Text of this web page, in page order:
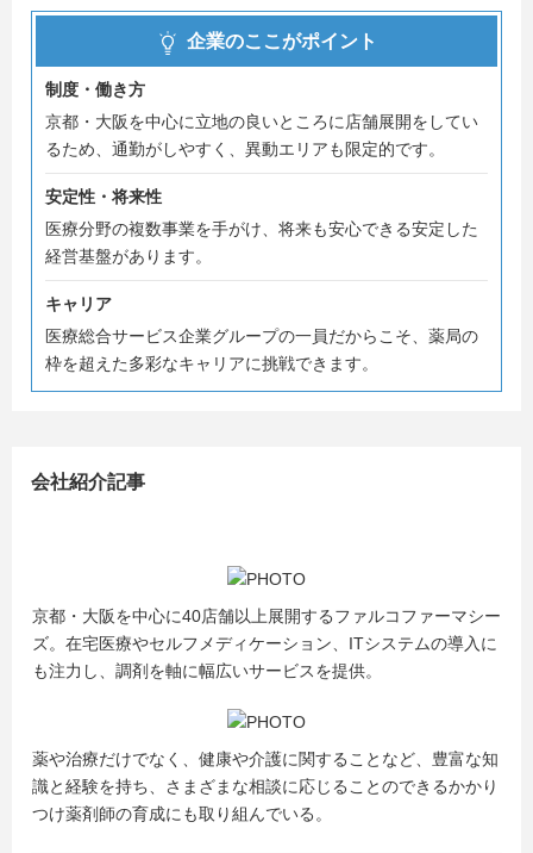
ご希望の方には、店舗見学とあわせて店舗での会社説明会
も実施しております。
お気軽に採用担当アドレス（fph.recruit@falco.co.jp）まで
ご連絡ください♪
既卒も歓迎です！
現在WEBにて会社説明会のエントリーを受け付けておりま
す。
事業内容、仕事内容などご説明しますので、お気軽にご参
ております！
◆◇◆ ファルコファーマシーズ 採用担当 ◆◇◆
企業のここがポイント
制度・働き方
京都・大阪を中心に立地の良いところに店舗展開をしてい
るため、通勤がしやすく、異動エリアも限定的です。
安定性・将来性
医療分野の複数事業を手がけ、将来も安心できる安定した
経営基盤があります。
キャリア
医療総合サービス企業グループの一員だからこそ、薬局の
枠を超えた多彩なキャリアに挑戦できます。
会社紹介記事
京都・大阪を中心に40店舗以上展開するファルコファーマシー
ズ。在宅医療やセルフメディケーション、ITシステムの導入に
も注力し、調剤を軸に幅広いサービスを提供。
薬や治療だけでなく、健康や介護に関することなど、豊富な知
識と経験を持ち、さまざまな相談に応じることのできるかかり
つけ薬剤師の育成にも取り組んでいる。